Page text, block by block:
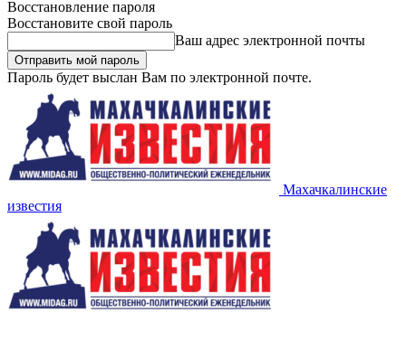
Восстановление пароля
Восстановите свой пароль
Ваш адрес электронной почты
Пароль будет выслан Вам по электронной почте.
Махачкалинские
известия